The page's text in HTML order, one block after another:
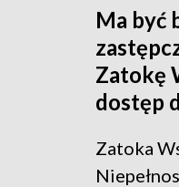
Ma być
Zatokę
dostęp
Zatoka